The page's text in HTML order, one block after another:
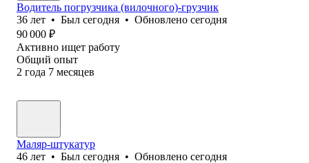
Водитель погрузчика (вилочного)-грузчик
36 лет • Был сегодня • Обновлено сегодня
90 000 ₽
Активно ищет работу
Общий опыт
2 года 7 месяцев
Маляр-штукатур
46 лет • Был сегодня • Обновлено сегодня